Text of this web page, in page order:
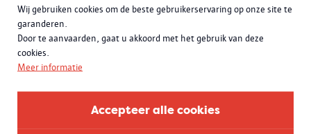
Wij gebruiken cookies om de beste gebruikerservaring op onze site te
garanderen.
Door te aanvaarden, gaat u akkoord met het gebruik van deze
cookies.
Meer informatie
Accepteer alle cookies
Een exclusieve rondleiding met curatoren Rachid Atia en Roselyne
Francken. Je leert niet alleen de opmerkelijke verhalen achter de
objecten kennen, maar komt ook meer te weten over de bijzondere
samenwerking met het Antwerpse sportlandschap.